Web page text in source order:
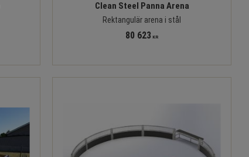
Clean Steel Panna Arena
Rektangulär arena i stål
80 623 KR